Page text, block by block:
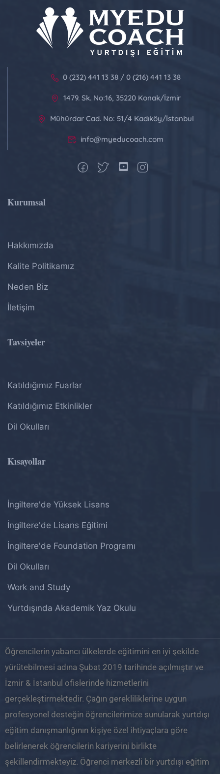
0 (232) 441 13 38 / 0 (216) 441 13 38
1479. Sk. No:16, 35220 Konak/İzmir
Mühürdar Cad. No: 51/4 Kadıköy/İstanbul
info@myeducoach.com
Kurumsal
Hakkımızda
Kalite Politikamız
Neden Biz
İletişim
Tavsiyeler
Katıldığımız Fuarlar
Katıldığımız Etkinlikler
Dil Okulları
Kısayollar
İngiltere'de Yüksek Lisans
İngiltere'de Lisans Eğitimi
İngiltere'de Foundation Programı
Dil Okulları
Work and Study
Yurtdışında Akademik Yaz Okulu
Öğrencilerin yabancı ülkelerde eğitimini en iyi şekilde
yürütebilmesi adına Şubat 2019 tarihinde açılmıştır ve
İzmir & İstanbul ofislerinde hizmetlerini
gerçekleştirmektedir. Çağın gerekliliklerine uygun
profesyonel desteğin öğrencilerimize sunularak yurtdışı
eğitim danışmanlığının kişiye özel ihtiyaçlara göre
belirlenerek öğrencilerin kariyerini birlikte
şekillendirmekteyiz. Öğrenci merkezli bir yurtdışı eğitim